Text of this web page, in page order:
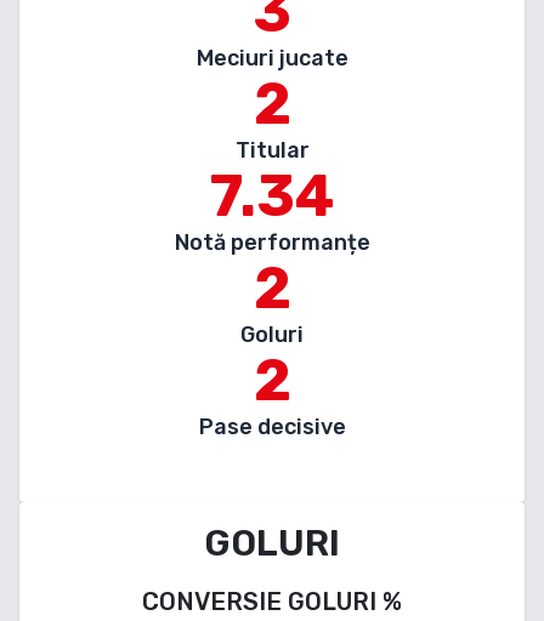
Meciuri jucate
2
Titular
7.34
Notă performanțe
2
Goluri
2
Pase decisive
GOLURI
CONVERSIE GOLURI %